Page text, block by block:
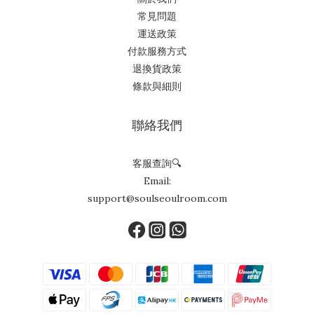
常見問題
運送政策
付款服務方式
退換貨政策
條款與細則
聯絡我們
客服查詢🔍
Email:
support@soulseoulroom.com